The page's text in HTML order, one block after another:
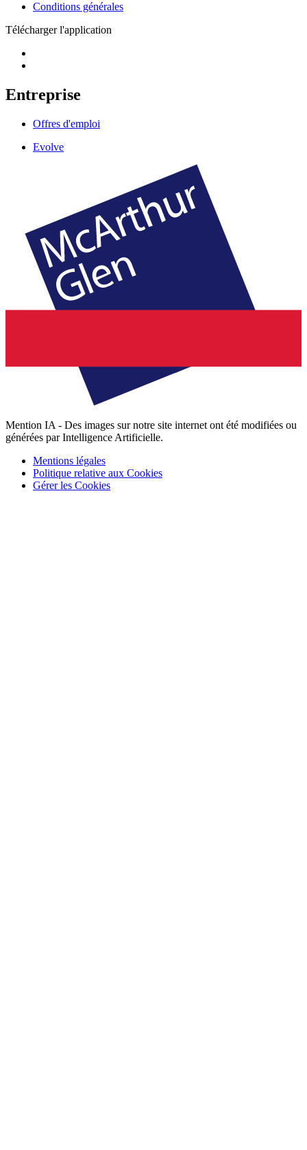
Conditions générales
Télécharger l'application
Entreprise
Offres d'emploi
Evolve
Mention IA - Des images sur notre site internet ont été modifiées ou
générées par Intelligence Artificielle.
Mentions légales
Politique relative aux Cookies
Gérer les Cookies